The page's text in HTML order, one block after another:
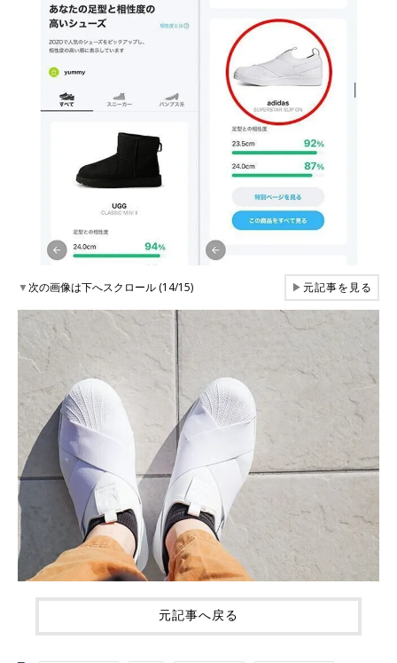
▼次の画像は下へスクロール (14/15) ▶元記事を見る
元記事へ戻る